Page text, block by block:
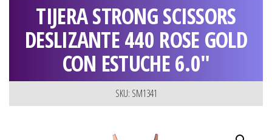
TIJERA STRONG SCISSORS
DESLIZANTE 440 ROSE GOLD
CON ESTUCHE 6.0″
SKU: SM1341